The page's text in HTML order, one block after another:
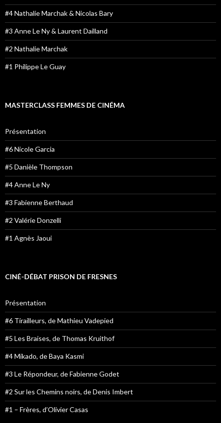
#4 Nathalie Marchak & Nicolas Bary
#3 Anne Le Ny & Laurent Dailland
#2 Nathalie Marchak
#1 Philippe Le Guay
MASTERCLASS FEMMES DE CINÉMA
Présentation
#6 Nicole Garcia
#5 Danièle Thompson
#4 Anne Le Ny
#3 Fabienne Berthaud
#2 Valérie Donzelli
#1 Agnès Jaoui
CINÉ-DÉBAT PRISON DE FRESNES
Présentation
#6 Tirailleurs, de Mathieu Vadepied
#5 Les Braises, de Thomas Kruithof
#4 Mikado, de Baya Kasmi
#3 Le Répondeur, de Fabienne Godet
#2 Sur les Chemins noirs, de Denis Imbert
#1 – Frères, d’Olivier Casas